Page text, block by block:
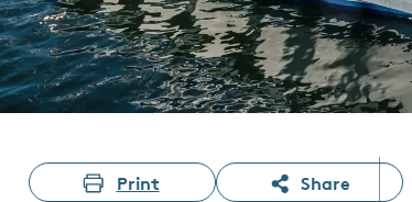
Print Share